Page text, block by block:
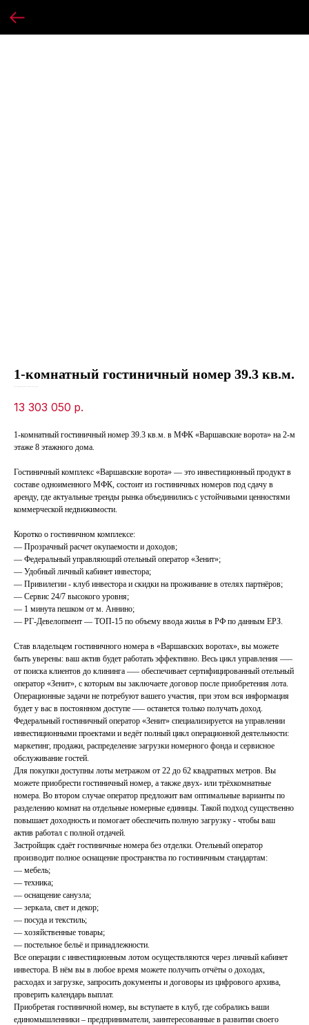
1-комнатный гостиничный номер 39.3 кв.м.
13 303 050 р.
1-комнатный гостиничный номер 39.3 кв.м. в МФК «Варшавские ворота» на 2-м
этаже 8 этажного дома.
Гостиничный комплекс «Варшавские ворота» — это инвестиционный продукт в
составе одноименного МФК, состоит из гостиничных номеров под сдачу в
аренду, где актуальные тренды рынка объединились с устойчивыми ценностями
коммерческой недвижимости.
Коротко о гостиничном комплексе:
— Прозрачный расчет окупаемости и доходов;
— Федеральный управляющий отельный оператор «Зенит»;
— Удобный личный кабинет инвестора;
— Привилегии - клуб инвестора и скидки на проживание в отелях партнёров;
— Сервис 24/7 высокого уровня;
— 1 минута пешком от м. Аннино;
— РГ-Девелопмент — ТОП-15 по объему ввода жилья в РФ по данным ЕРЗ.
Став владельцем гостиничного номера в «Варшавских воротах», вы можете
быть уверены: ваш актив будет работать эффективно. Весь цикл управления —–
от поиска клиентов до клининга —– обеспечивает сертифицированный отельный
оператор «Зенит», с которым вы заключаете договор после приобретения лота.
Операционные задачи не потребуют вашего участия, при этом вся информация
будет у вас в постоянном доступе —– останется только получать доход.
Федеральный гостиничный оператор «Зенит» специализируется на управлении
инвестиционными проектами и ведёт полный цикл операционной деятельности:
маркетинг, продажи, распределение загрузки номерного фонда и сервисное
обслуживание гостей.
Для покупки доступны лоты метражом от 22 до 62 квадратных метров. Вы
можете приобрести гостиничный номер, а также двух- или трёхкомнатные
номера. Во втором случае оператор предложит вам оптимальные варианты по
разделению комнат на отдельные номерные единицы. Такой подход существенно
повышает доходность и помогает обеспечить полную загрузку - чтобы ваш
актив работал с полной отдачей.
Застройщик сдаёт гостиничные номера без отделки. Отельный оператор
производит полное оснащение пространства по гостиничным стандартам:
— мебель;
— техника;
— оснащение санузла;
— зеркала, свет и декор;
— посуда и текстиль;
— хозяйственные товары;
— постельное бельё и принадлежности.
Все операции с инвестиционным лотом осуществляются через личный кабинет
инвестора. В нём вы в любое время можете получить отчёты о доходах,
расходах и загрузке, запросить документы и договоры из цифрового архива,
проверить календарь выплат.
Приобретая гостиничной номер, вы вступаете в клуб, где собрались ваши
единомышленники – предприниматели, заинтересованные в развитии своего